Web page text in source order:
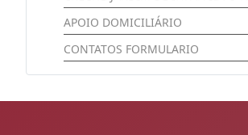
APOIO DOMICILIÁRIO
CONTATOS FORMULARIO